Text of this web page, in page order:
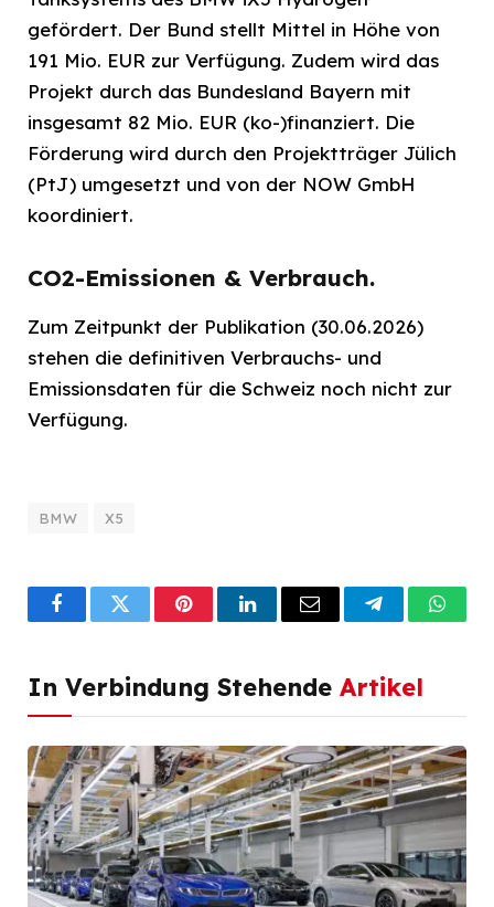
gefördert. Der Bund stellt Mittel in Höhe von
191 Mio. EUR zur Verfügung. Zudem wird das
Projekt durch das Bundesland Bayern mit
insgesamt 82 Mio. EUR (ko-)finanziert. Die
Förderung wird durch den Projektträger Jülich
(PtJ) umgesetzt und von der NOW GmbH
koordiniert.
CO2-Emissionen & Verbrauch.
Zum Zeitpunkt der Publikation (30.06.2026)
stehen die definitiven Verbrauchs- und
Emissionsdaten für die Schweiz noch nicht zur
Verfügung.
BMW X5
FacebookTwitterPinterestLinkedInEmail Telegram
In Verbindung Stehende Artikel